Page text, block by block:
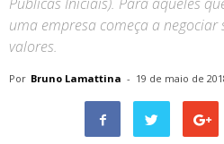
uma empresa começa a negociar
valores.
Por Bruno Lamattina - 19 de maio de